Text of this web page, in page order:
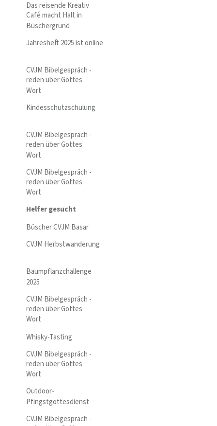
Das reisende Kreativ
Café macht Halt in
Büschergrund
Jahresheft 2025 ist online
CVJM Bibelgespräch -
reden über Gottes
Wort
Kindesschutzschulung
CVJM Bibelgespräch -
reden über Gottes
Wort
CVJM Bibelgespräch -
reden über Gottes
Wort
Helfer gesucht
Büscher CVJM Basar
CVJM Herbstwanderung
Baumpflanzchallenge
2025
CVJM Bibelgespräch -
reden über Gottes
Wort
Whisky-Tasting
CVJM Bibelgespräch -
reden über Gottes
Wort
Outdoor-
Pfingstgottesdienst
CVJM Bibelgespräch -